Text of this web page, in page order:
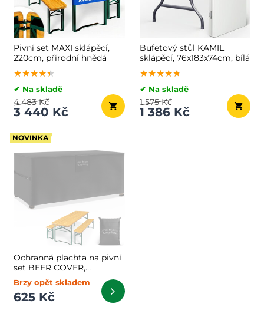
Pivní set MAXI sklápěcí,
220cm, přírodní hnědá
★★★★★
★★★★★
★★★★★
✔ Na skladě
3 440 Kč
4 483 Kč
Bufetový stůl KAMIL
sklápěcí, 76x183x74cm, bílá
★★★★★
★★★★★
★★★★★
✔ Na skladě
1 386 Kč
1 575 Kč
NOVINKA
Ochranná plachta na pivní
set BEER COVER,
180x90x74cm, antracitová
Brzy opět skladem
625 Kč